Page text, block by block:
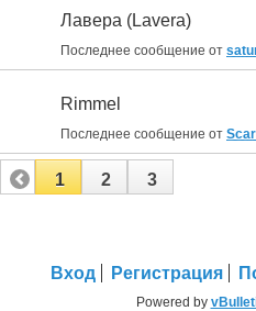
Лавера (Lavera)
Последнее сообщение от
Rimmel
Последнее сообщение от
1 2 3
Вход Регистрация
Powered by